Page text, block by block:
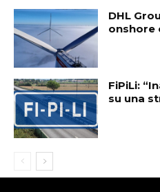
DHL
onshore
FiPiLi:
su una